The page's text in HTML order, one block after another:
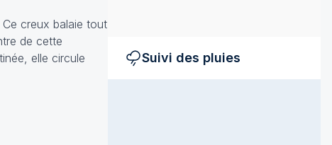
creux balaie tout
de cette
elle circule
Suivi des pluies